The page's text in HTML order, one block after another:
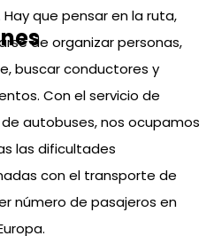
Hay que pensar en la ruta,
de organizar personas,
buscar conductores y
Con el servicio de
autobuses, nos ocupamos
las dificultades
con el transporte de
número de pasajeros en